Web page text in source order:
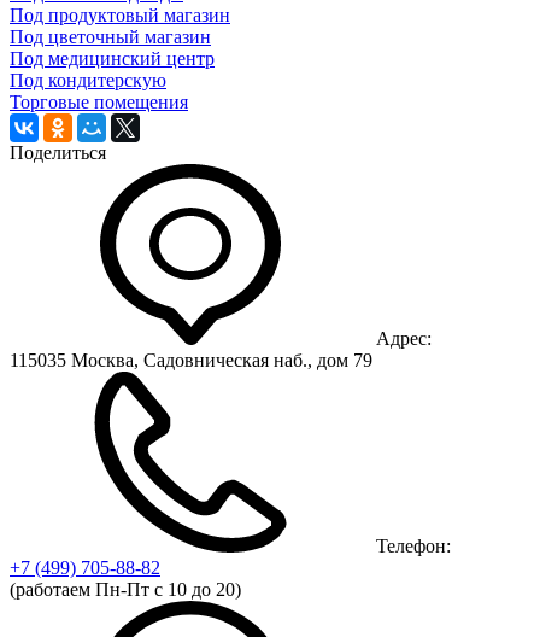
Под продуктовый магазин
Под цветочный магазин
Под медицинский центр
Под кондитерскую
Торговые помещения
Поделиться
Адрес:
115035 Москва, Садовническая наб., дом 79
Телефон:
+7 (499) 705-88-82
(работаем Пн-Пт с 10 до 20)